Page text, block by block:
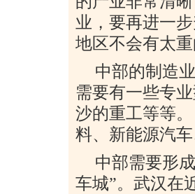
业，要再进一
地区不会有太
中部的制造
需要有一些专
沙的重工等等
料、新能源汽
中部需要形成
车城”。武汉在